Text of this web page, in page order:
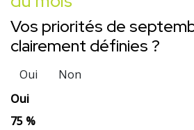
Vos priorités de
clairement définies ?
Oui
Non
Oui
75 %